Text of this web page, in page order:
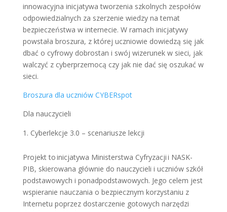
innowacyjna inicjatywa tworzenia szkolnych zespołów
odpowiedzialnych za szerzenie wiedzy na temat
bezpieczeństwa w internecie. W ramach inicjatywy
powstała broszura, z której uczniowie dowiedzą się jak
dbać o cyfrowy dobrostan i swój wizerunek w sieci, jak
walczyć z cyberprzemocą czy jak nie dać się oszukać w
sieci.
Broszura dla uczniów CYBERspot
Dla nauczycieli
Cyberlekcje 3.0 – scenariusze lekcji
Projekt to inicjatywa Ministerstwa Cyfryzacji i NASK-
PIB, skierowana głównie do nauczycieli i uczniów szkół
podstawowych i ponadpodstawowych. Jego celem jest
wspieranie nauczania o bezpiecznym korzystaniu z
Internetu poprzez dostarczenie gotowych narzędzi